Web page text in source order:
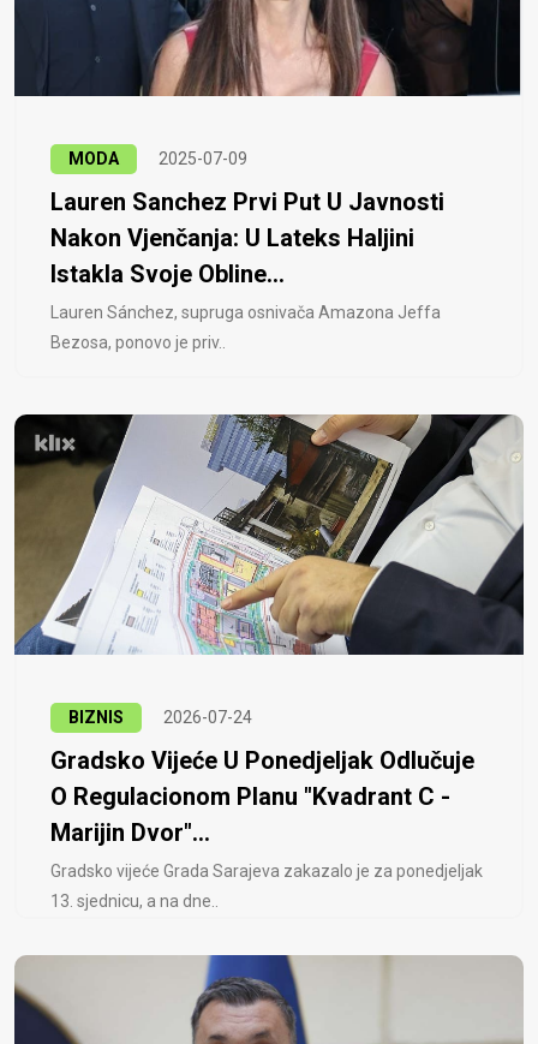
MODA 2025-07-09
Lauren Sanchez Prvi Put U Javnosti
Nakon Vjenčanja: U Lateks Haljini
Istakla Svoje Obline...
Lauren Sánchez, supruga osnivača Amazona Jeffa
Bezosa, ponovo je priv..
BIZNIS 2026-07-24
Gradsko Vijeće U Ponedjeljak Odlučuje
O Regulacionom Planu "Kvadrant C -
Marijin Dvor"...
Gradsko vijeće Grada Sarajeva zakazalo je za ponedjeljak
13. sjednicu, a na dne..